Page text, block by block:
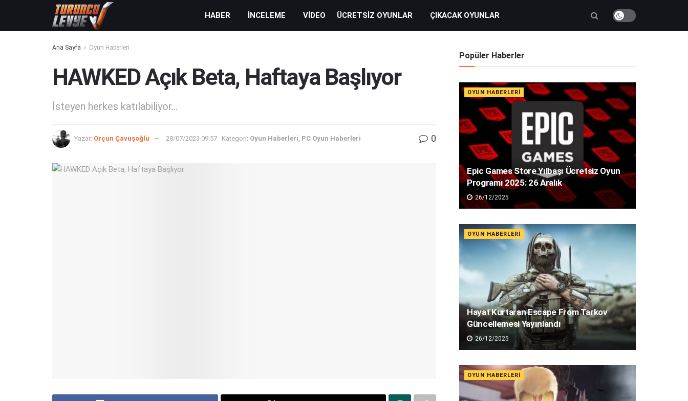
HABER İNCELEME VIDEO ÜCRETSIZ OYUNLAR ÇIKACAK OYUNLAR
Ana Sayfa Oyun Haberleri
HAWKED Açık Beta, Haftaya Başlıyor
İsteyen herkes katılabiliyor...
Yazar: Orçun Çavuşoğlu 28/07/2023 09:57 Kategori: Oyun Haberleri PC Oyun Haberleri 0
Popüler Haberler
OYUN HABERLERI
Epic Games Store Yılbaşı Ücretsiz Oyun
Programı 2025: 26 Aralık
26/12/2025
OYUN HABERLERI
Hayat Kurtaran Escape From Tarkov
Güncellemesi Yayınlandı
26/12/2025
OYUN HABERLERI